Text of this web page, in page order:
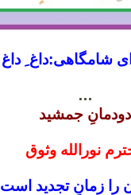
شامگاهى:داغ ِ داغ
…
دودمانِ جمشید
نورالله وثوق
را زمانِ تجدید است